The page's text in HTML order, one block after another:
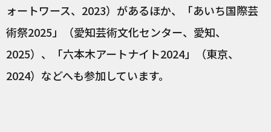
ォートワース、2023）があるほか、「あいち国際芸
術祭2025」（愛知芸術文化センター、愛知、
2025）、「六本木アートナイト2024」（東京、
2024）などへも参加しています。